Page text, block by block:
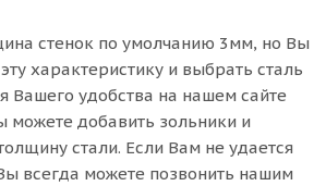
стенок по умолчанию 3мм, но Вы
характеристику и выбрать сталь
Вашего удобства на нашем сайте
можете добавить зольники и
стали. Если Вам не удается
всегда можете позвонить нашим